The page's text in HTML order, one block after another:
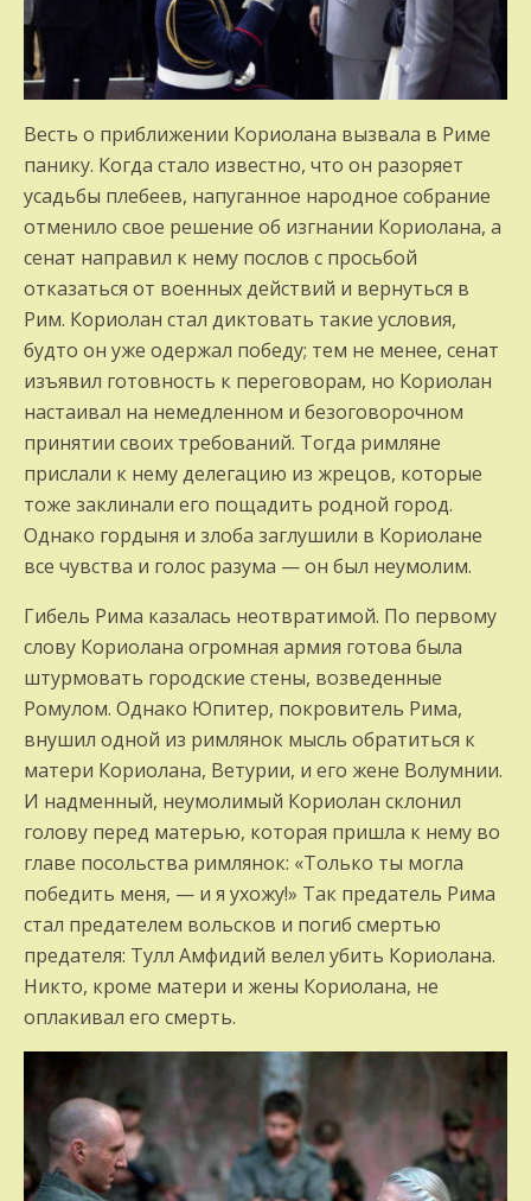
Весть о приближении Кориолана вызвала в Риме
панику. Когда стало известно, что он разоряет
усадьбы плебеев, напуганное народное собрание
отменило свое решение об изгнании Кориолана, а
сенат направил к нему послов с просьбой
отказаться от военных действий и вернуться в
Рим. Кориолан стал диктовать такие условия,
будто он уже одержал победу; тем не менее, сенат
изъявил готовность к переговорам, но Кориолан
настаивал на немедленном и безоговорочном
принятии своих требований. Тогда римляне
прислали к нему делегацию из жрецов, которые
тоже заклинали его пощадить родной город.
Однако гордыня и злоба заглушили в Кориолане
все чувства и голос разума — он был неумолим.
Гибель Рима казалась неотвратимой. По первому
слову Кориолана огромная армия готова была
штурмовать городские стены, возведенные
Ромулом. Однако Юпитер, покровитель Рима,
внушил одной из римлянок мысль обратиться к
матери Кориолана, Ветурии, и его жене Волумнии.
И надменный, неумолимый Кориолан склонил
голову перед матерью, которая пришла к нему во
главе посольства римлянок: «Только ты могла
победить меня, — и я ухожу!» Так предатель Рима
стал предателем вольсков и погиб смертью
предателя: Тулл Амфидий велел убить Кориолана.
Никто, кроме матери и жены Кориолана, не
оплакивал его смерть.